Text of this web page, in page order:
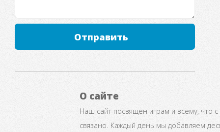
Отправить
О сайте
Наш сайт посвящен играм и всему, что
связано. Каждый день мы добавляем